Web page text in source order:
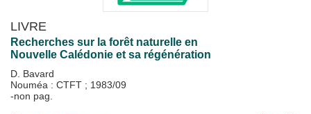
LIVRE
Recherches sur la forêt naturelle en
Nouvelle Calédonie et sa régénération
D. Bavard
Nouméa : CTFT ; 1983/09
-non pag.